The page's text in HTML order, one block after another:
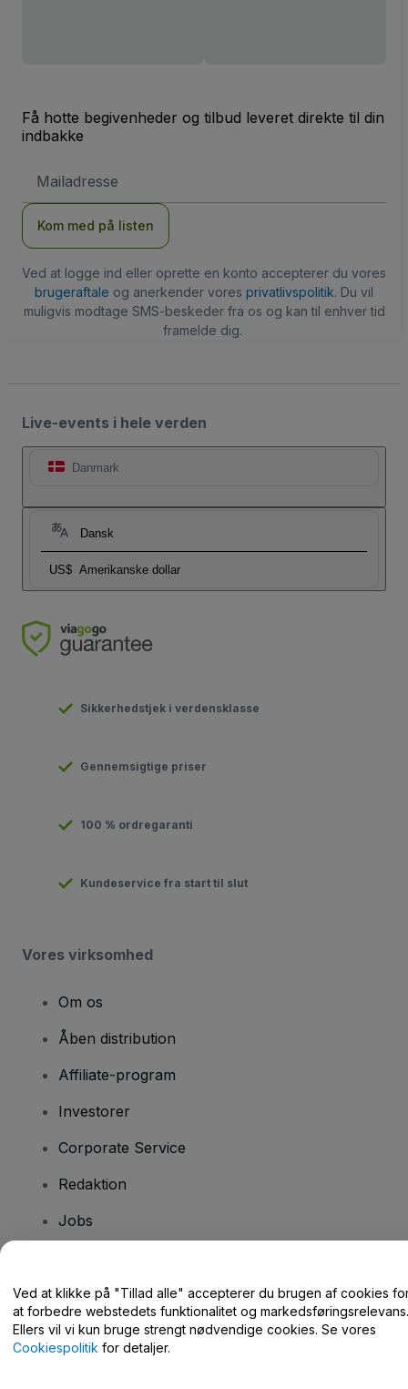
Få hotte begivenheder og tilbud leveret direkte til din
indbakke
adresse
Kom med på listen
Ved at logge ind eller oprette en konto accepterer du vores
brugeraftale og anerkender vores privatlivspolitik. Du vil
muligvis modtage SMS-beskeder fra os og kan til enhver tid
framelde dig.
Live-events i hele verden
Danmark
Dansk
US$ Amerikanske dollar
Sikkerhedstjek i verdensklasse
Gennemsigtige priser
100 % ordregaranti
Kundeservice fra start til slut
Vores virksomhed
Om os
Åben distribution
Affiliate-program
Investorer
Corporate Service
Redaktion
Jobs
Har du spørgsmål?
Hjælpecenter / Kontakt os
Ved at klikke på "Tillad alle" accepterer du brugen af cookies
at forbedre webstedets funktionalitet og markedsføringsrelevans.
Ellers vil vi kun bruge strengt nødvendige cookies. Se vores
Cookiespolitik for detaljer.